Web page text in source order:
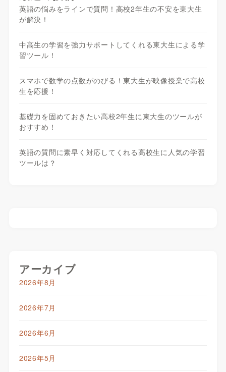
英語の悩みをラインで質問！高校2年生の不安を東大生
が解決！
中高生の学習を強力サポートしてくれる東大生による学
習ツール！
スマホで数学の点数がのびる！東大生が映像授業で高校
生を応援！
基礎力を固めておきたい高校2年生に東大生のツールが
おすすめ！
英語の質問に素早く対応してくれる高校生に人気の学習
ツールは？
アーカイブ
2026年8月
2026年7月
2026年6月
2026年5月